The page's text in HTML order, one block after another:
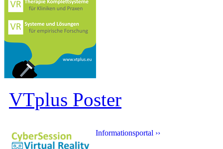
VTplus Poster
Informationsportal ››